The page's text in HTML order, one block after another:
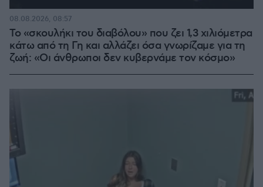
Το «σκουλήκι του διαβόλου» που ζει 1,3 χιλιόμετρα
κάτω από τη Γη και αλλάζει όσα γνωρίζαμε για τη
ζωή: «Οι άνθρωποι δεν κυβερνάμε τον κόσμο»
08.08.2026, 08:57